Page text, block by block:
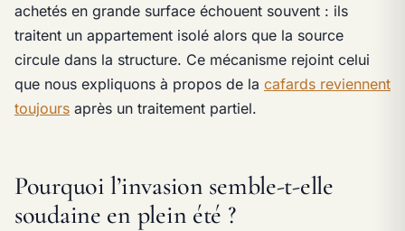
achetés en grande surface échouent souvent : ils
traitent un appartement isolé alors que la source
circule dans la structure. Ce mécanisme rejoint celui
que nous expliquons à propos de la cafards reviennent
toujours après un traitement partiel.
Pourquoi l’invasion semble-t-elle
soudaine en plein été ?